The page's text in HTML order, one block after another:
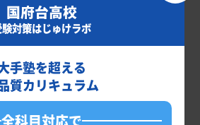
府台高校の入試で確実に合格最低点以上
点を取るための勉強法、学習スケジュ
国府台高校
対策はじゅけラボ
手塾を超える
質カリキュラム
全科目対応で